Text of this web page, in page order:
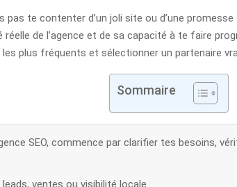
pas te contenter d’un joli site ou d’une
de l’agence et de sa capacité à te faire
plus fréquents et sélectionner un partenaire
Sommaire
SEO, commence par clarifier tes besoins,
ventes ou visibilité locale.